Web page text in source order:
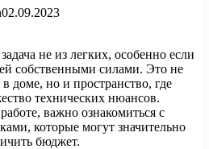
02.09.2023
не из легких, особенно если
собственными силами. Это не
доме, но и пространство, где
технических нюансов.
важно ознакомиться с
которые могут значительно
бюджет.